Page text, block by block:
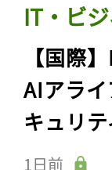
IT・ビ
【国際
AIアラ
キュリ
1日前